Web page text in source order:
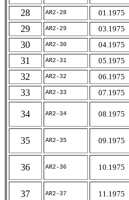
28 AR2-28 01.1975
29
AR2-29 03.1975
30
AR2-30 04.1975
31
AR2-31 05.1975
32
AR2-32 06.1975
33
AR2-33 07.1975
34 AR2-34 08.1975
35 AR2-35 09.1975
36 AR2-36 10.1975
37 AR2-37 11.1975